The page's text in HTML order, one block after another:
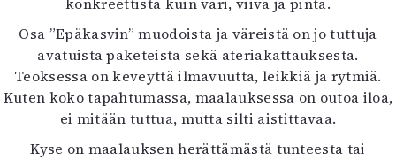
Osa ”Epäkasvin” muodoista ja väreistä on jo tuttuja
avatuista paketeista sekä ateriakattauksesta.
Teoksessa on keveyttä ilmavuutta, leikkiä ja rytmiä.
Kuten koko tapahtumassa, maalauksessa on outoa iloa,
ei mitään tuttua, mutta silti aistittavaa.
Kyse on maalauksen herättämästä tunteesta tai